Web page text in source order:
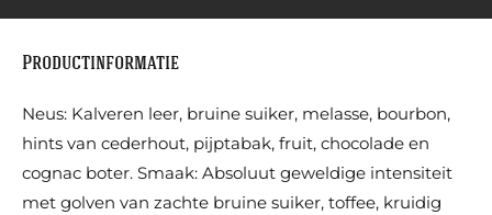
Productinformatie
Neus: Kalveren leer, bruine suiker, melasse, bourbon,
hints van cederhout, pijptabak, fruit, chocolade en
cognac boter. Smaak: Absoluut geweldige intensiteit
met golven van zachte bruine suiker, toffee, kruidig